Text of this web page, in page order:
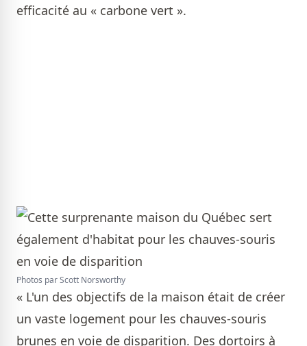
efficacité au « carbone vert ».
Photos par Scott Norsworthy
« L'un des objectifs de la maison était de créer
un vaste logement pour les chauves-souris
brunes en voie de disparition. Des dortoirs à